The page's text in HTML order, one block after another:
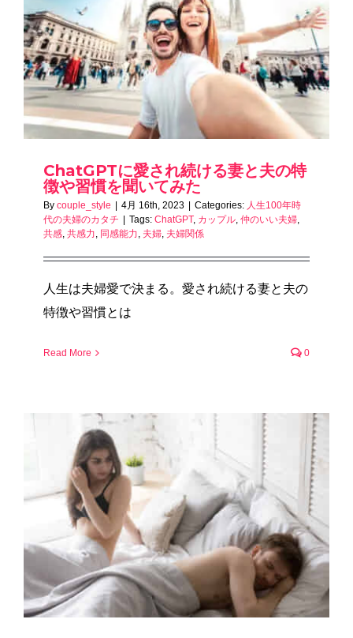
ChatGPTに愛され続ける妻と夫の特
徴や習慣を聞いてみた
By couple_style 4月 16th, 2023 Categories: 人生100年時
代の夫婦のカタチ
Tags: ChatGPT, カップル, 仲のいい夫婦,
共感, 共感力, 同感能力, 夫婦, 夫婦関係
人生は夫婦愛で決まる。愛され続ける妻と夫の
特徴や習慣とは
Read More 0